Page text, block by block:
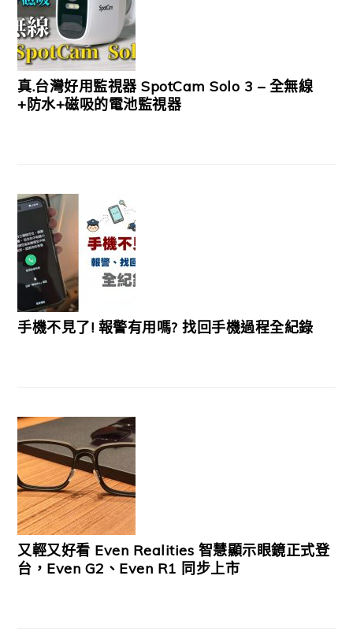
真.台灣好用監視器 SpotCam Solo 3 – 全無線
+防水+磁吸的電池監視器
手機不見了! 報警有用嗎? 找回手機過程全紀錄
又輕又好看 Even Realities 智慧顯示眼鏡正式登
台，Even G2、Even R1 同步上市